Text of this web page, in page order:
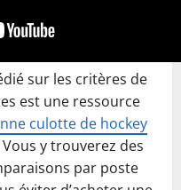
sur les critères de
est une ressource
culotte de hockey
Vous y trouverez des
par poste